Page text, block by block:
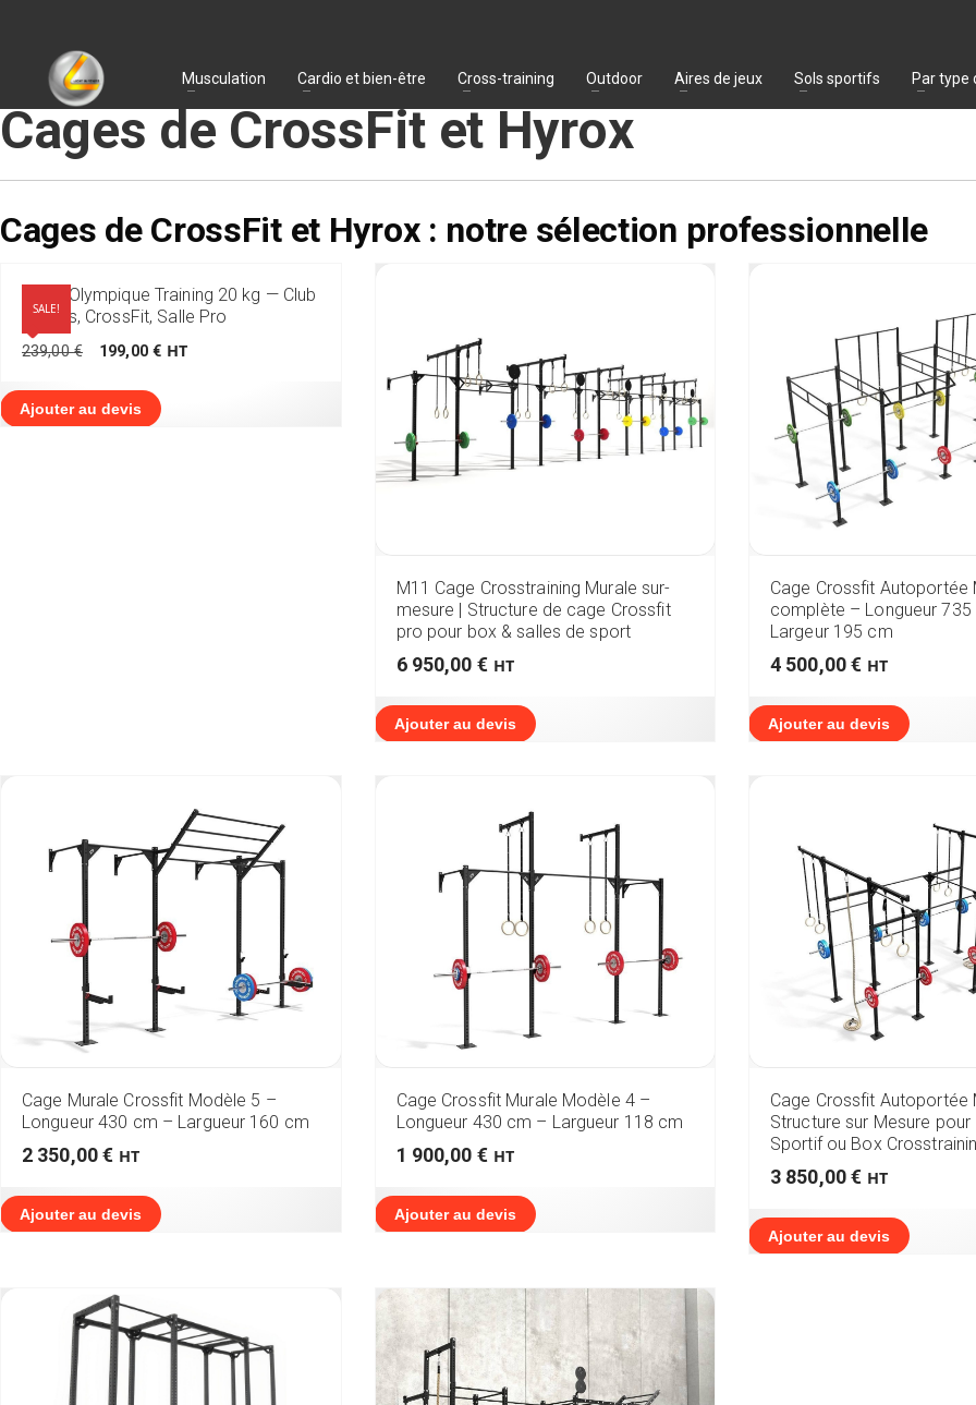
Musculation Cardio et bien-être Cross-training Outdoor Aires de jeux Sols sportifs Par type
Cages de CrossFit et Hyrox
Cages de CrossFit et Hyrox : notre sélection professionnelle
SALE!
Barre Olympique Training 20 kg — Club
Fitness, CrossFit, Salle Pro
239,00€ Le
prix
initial
était :
239,00 €.
199,00 €Le
est :
HT
Ajouter au devis
M11 Cage Crosstraining Murale sur-
mesure | Structure de cage Crossfit
pro pour box & salles de sport
6 950,00 € HT
Ajouter au devis
Cage Crossfit Autoportée
complète – Longueur
Largeur 195 cm
4 500,00€ HT
Ajouter au devis
Cage Murale Crossfit Modèle 5 –
Longueur 430 cm – Largueur 160 cm
2 350,00€ HT
Ajouter au devis
Cage Crossfit Murale Modèle 4 –
Longueur 430 cm – Largueur 118 cm
1 900,00 € HT
Ajouter au devis
Cage Crossfit Autoportée
Structure sur Mesure pour
Sportif ou Box
3 850,00€ HT
Ajouter au devis